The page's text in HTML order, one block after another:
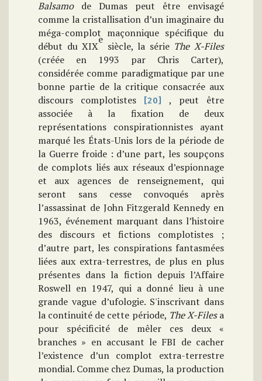
Balsamode Dumas peut être envisagé
comme la cristallisation d’un imaginaire du
méga-complot maçonnique spécifique du
début duXIX
e
siècle, la série TheX-Files
(créée en 1993 par Chris Carter),
considérée comme paradigmatique par une
bonne partie de la critique consacrée aux
discours complotistes
[20] , peut être
associée à la fixation de deux
représentations conspirationnistes ayant
marqué les États-Unis lors de la période de
la Guerre froide : d’une part, les soupçons
de complots liés aux réseaux d’espionnage
et aux agences de renseignement, qui
seront sans cesse convoqués après
l’assassinat de John Fitzgerald Kennedy en
1963, événement marquant dans l’histoire
des discours et fictions complotistes ;
d’autre part, les conspirations fantasmées
liées aux extra-terrestres, de plus en plus
présentes dans la fiction depuis l’Affaire
Roswell en 1947, qui a donné lieu à une
grande vague d’ufologie. S'inscrivant dans
la continuité de cette période, TheX-Filesa
pour spécificité de mêler ces deux «
branches » en accusant le FBI de cacher
l’existence d’un complot extra-terrestre
mondial. Comme chez Dumas, la production